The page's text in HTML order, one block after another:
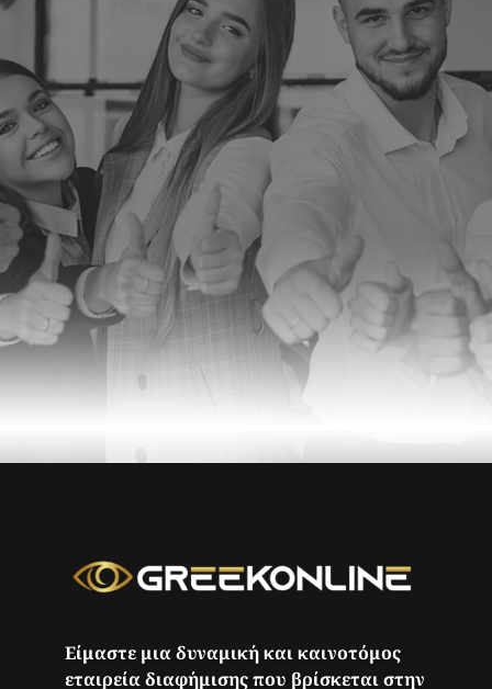
Είμαστε μια δυναμική και καινοτόμος
εταιρεία διαφήμισης που βρίσκεται στην